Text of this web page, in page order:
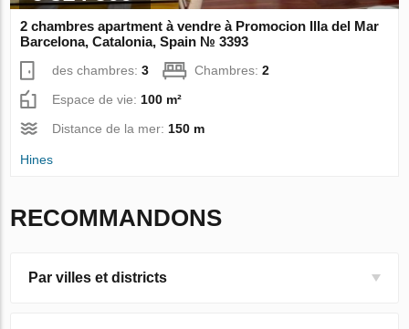
2 chambres apartment à vendre à Promocion Illa del Mar
Barcelona, Catalonia, Spain № 3393
des chambres:3 Chambres:2
Espace de vie: 100 m²
Distance de la mer: 150 m
Hines
RECOMMANDONS
Par villes et districts